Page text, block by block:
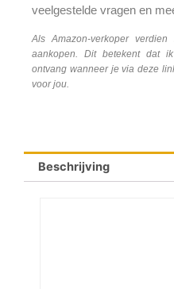
veelgestelde vragen en
Als Amazon-verkoper
aankopen. Dit betekent dat
ontvang wanneer je via deze
voor jou.
Beschrijving